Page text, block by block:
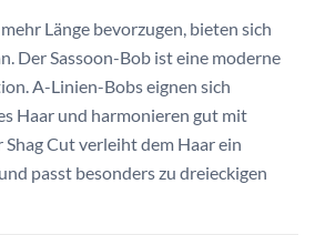
Länge bevorzugen, bieten sich
Der Sassoon-Bob ist eine moderne
A-Linien-Bobs eignen sich
Haar und harmonieren gut mit
Cut verleiht dem Haar ein
passt besonders zu dreieckigen